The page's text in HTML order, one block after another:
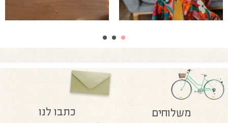
משלוחים כתבו לנו